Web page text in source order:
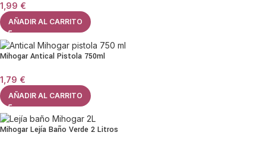
1,99 €
AÑADIR AL CARRITO
Mihogar Antical Pistola 750ml
1,79 €
AÑADIR AL CARRITO
Mihogar Lejía Baño Verde 2 Litros